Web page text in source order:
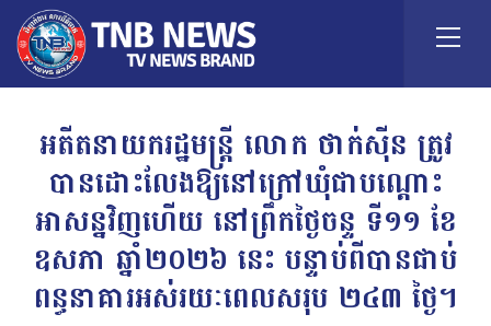
អតីតនាយករដ្ឋមន្ត្រី លោក ថាក់ស៊ីន ត្រូវ
បានដោះលែងឱ្យនៅក្រៅឃុំជាបណ្តោះ
អាសន្នវិញហើយ នៅព្រឹកថ្ងៃចន្ទ ទី១១ ខែ
ឧសភា ឆ្នាំ២០២៦ នេះ បន្ទាប់ពីបានជាប់
ពន្ធនាគារអស់រយៈពេលសរុប ២៤៣ ថ្ងៃ។